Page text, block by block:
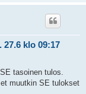
27.6 klo 09:17
tasoinen tulos.
muutkin SE tulokset